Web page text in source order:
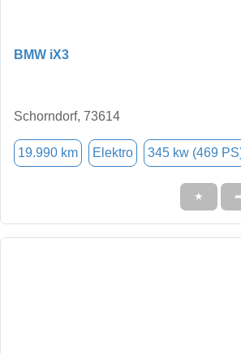
BMW iX3
Schorndorf, 73614
19.990 km Elektro 345 kw (469
★